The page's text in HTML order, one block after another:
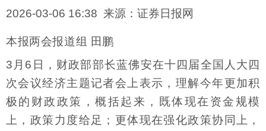
2026-03-06 16:38 来源：证券日报网
本报两会报道组 田鹏
3月6日，财政部部长蓝佛安在十四届全国人大四
次会议经济主题记者会上表示，理解今年更加积
极的财政政策，概括起来，既体现在资金规模
上，政策力度给足；更体现在强化政策协同上，